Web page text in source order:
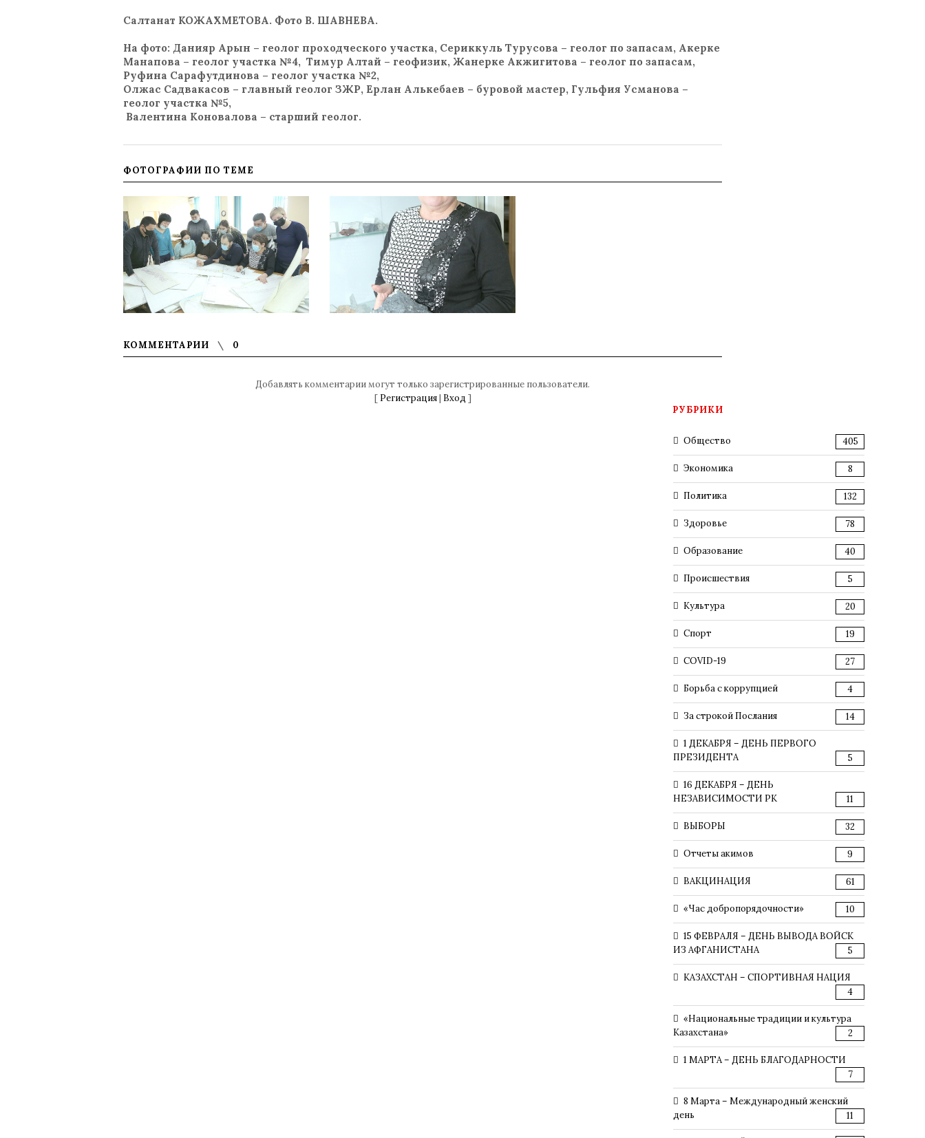
Салтанат КОЖАХМЕТОВА. Фото В. ШАВНЕВА.
На фото: Данияр Арын – геолог проходческого участка, Сериккуль Турусова – геолог по запасам, Акерке
Манапова – геолог участка №4, Тимур Алтай – геофизик, Жанерке Акжигитова – геолог по запасам,
Руфина Сарафутдинова – геолог участка №2,
Олжас Садвакасов – главный геолог ЗЖР, Ерлан Алькебаев – буровой мастер, Гульфия Усманова –
геолог участка №5,
Валентина Коновалова – старший геолог.
ФОТОГРАФИИ ПО ТЕМЕ
КОММЕНТАРИИ 0
Добавлять комментарии могут только зарегистрированные пользователи.
[ Регистрация| Вход ]
РУБРИКИ
Общество 405
Экономика 8
Политика 132
Здоровье 78
Образование 40
Происшествия 5
Культура 20
Спорт 19
COVID-19 27
Борьба с коррупцией 4
За строкой Послания 14
1 ДЕКАБРЯ – ДЕНЬ ПЕРВОГО
ПРЕЗИДЕНТА
5
16 ДЕКАБРЯ – ДЕНЬ
НЕЗАВИСИМОСТИ РК
11
ВЫБОРЫ 32
Отчеты акимов 9
ВАКЦИНАЦИЯ 61
«Час добропорядочности» 10
15 ФЕВРАЛЯ – ДЕНЬ ВЫВОДА ВОЙСК
ИЗ АФГАНИСТАНА
5
КАЗАХСТАН – СПОРТИВНАЯ НАЦИЯ
4
«Национальные традиции и культура
Казахстана»
2
1 МАРТА – ДЕНЬ БЛАГОДАРНОСТИ
7
8 Марта – Международный женский
день
11